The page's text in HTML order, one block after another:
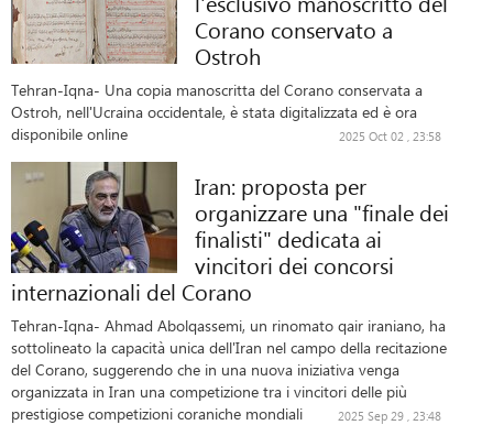
Corano conservato a
Ostroh
Tehran-Iqna- Una copia manoscritta del Corano conservata a
Ostroh, nell'Ucraina occidentale, è stata digitalizzata ed è ora
disponibile online
2025 Oct 02 , 23:58
Iran: proposta per
organizzare una "finale dei
finalisti" dedicata ai
vincitori dei concorsi
internazionali del Corano
Tehran-Iqna- Ahmad Abolqassemi, un rinomato qair iraniano, ha
sottolineato la capacità unica dell'Iran nel campo della recitazione
del Corano, suggerendo che in una nuova iniziativa venga
organizzata in Iran una competizione tra i vincitori delle più
prestigiose competizioni coraniche mondiali
2025 Sep 29 , 23:48